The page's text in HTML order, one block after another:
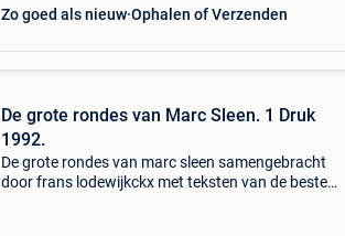
Zo goed als nieuw Ophalen of Verzenden
De grote rondes van Marc Sleen. 1 Druk
1992.
De grote rondes van marc sleen samengebracht
door frans lodewijkckx met teksten van de beste